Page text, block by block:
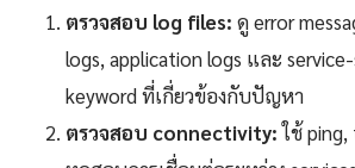
ตรวจสอบ log files: ดู error
logs, application logs และ
keyword ที่เกี่ยวข้องกับปัญหา
ตรวจสอบ connectivity:ใช้